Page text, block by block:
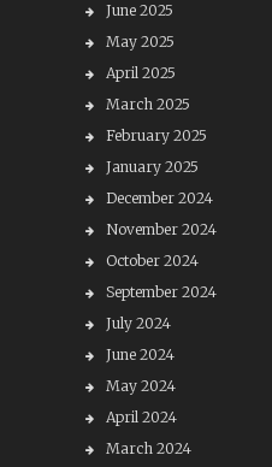
June 2025
May 2025
April 2025
March 2025
February 2025
January 2025
December 2024
November 2024
October 2024
September 2024
July 2024
June 2024
May 2024
April 2024
March 2024